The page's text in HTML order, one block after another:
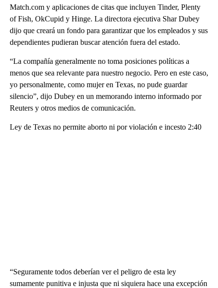
Match.com y aplicaciones de citas que incluyen Tinder, Plenty
of Fish, OkCupid y Hinge. La directora ejecutiva Shar Dubey
dijo que creará un fondo para garantizar que los empleados y sus
dependientes pudieran buscar atención fuera del estado.
“La compañía generalmente no toma posiciones políticas a
menos que sea relevante para nuestro negocio. Pero en este caso,
yo personalmente, como mujer en Texas, no pude guardar
silencio”, dijo Dubey en un memorando interno informado por
Reuters y otros medios de comunicación.
Ley de Texas no permite aborto ni por violación e incesto 2:40
“Seguramente todos deberían ver el peligro de esta ley
sumamente punitiva e injusta que ni siquiera hace una excepción